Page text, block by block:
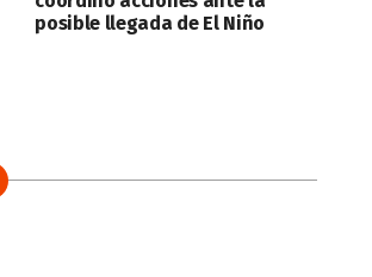
posible llegada de El Niño